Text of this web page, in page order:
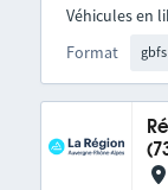
Format gbfs
Véhicules en